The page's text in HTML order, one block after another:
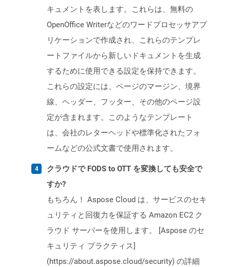
キュメントを表します。これらは、無料の
OpenOffice Writerなどのワードプロセッサアプ
リケーションで作成され、これらのテンプレ
ートファイルから新しいドキュメントを生成
するために使用できる設定を保持できます。
これらの設定には、ページのマージン、境界
線、ヘッダー、フッター、その他のページ設
定が含まれます。このようなテンプレート
は、会社のレターヘッドや標準化されたフォ
ームなどの公式文書で使用されます。
クラウドで FODS to OTT を変換しても安全で
すか?
もちろん！ Aspose Cloud は、サービスのセキ
ュリティと回復力を保証する Amazon EC2 ク
ラウド サーバーを使用します。 [Aspose のセ
キュリティ プラクティス]
(https://about.aspose.cloud/security) の詳細